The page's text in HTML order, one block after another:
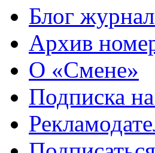
Блог
Архив
О «Смене»
Подписка